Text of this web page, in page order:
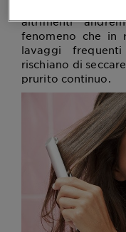
altrimenti
fenomeno che in
lavaggi
rischiano di
prurito continuo.